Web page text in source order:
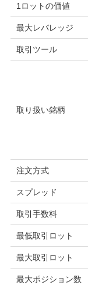
1ロットの価値
最大レバレッジ
取引ツール
取り扱い銘柄
注文方式
スプレッド
取引手数料
最低取引ロット
最大取引ロット
最大ポジション数